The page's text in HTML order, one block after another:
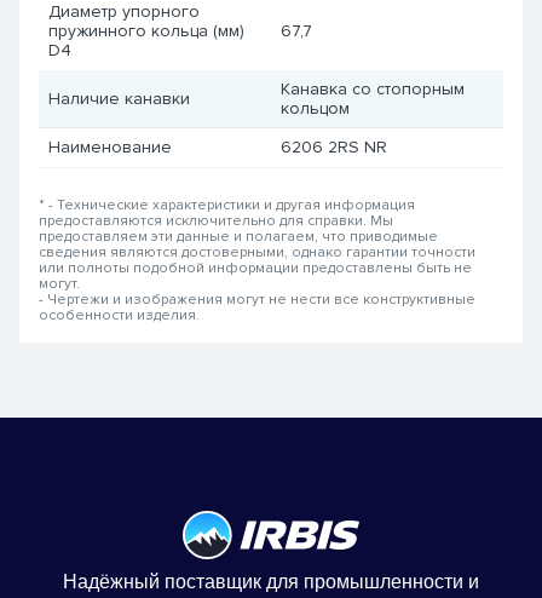
Диаметр упорного
пружинного кольца (мм)
D4
67,7
Наличие канавки
Канавка со стопорным
кольцом
Наименование
6206 2RS NR
* - Технические характеристики и другая информация
предоставляются исключительно для справки. Мы
предоставляем эти данные и полагаем, что приводимые
сведения являются достоверными, однако гарантии точности
или полноты подобной информации предоставлены быть не
могут.
- Чертежи и изображения могут не нести все конструктивные
особенности изделия.
Надёжный поставщик для промышленности и